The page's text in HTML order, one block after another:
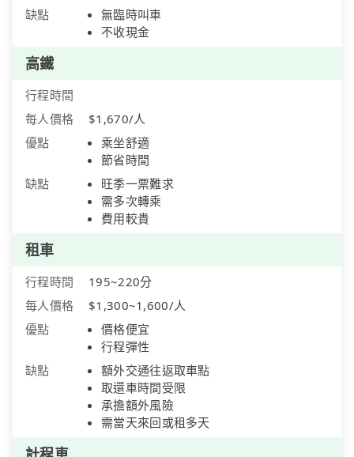
缺點
無臨時叫車
不收現金
高鐵
行程時間
每人價格
$1,670/人
優點
乘坐舒適
節省時間
缺點
旺季一票難求
需多次轉乘
費用較貴
租車
行程時間
195~220分
每人價格
$1,300~1,600/人
優點
價格便宜
行程彈性
缺點
額外交通往返取車點
取還車時間受限
承擔額外風險
需當天來回或租多天